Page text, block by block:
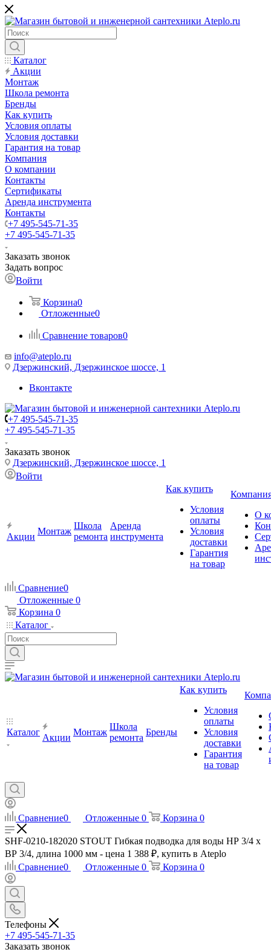
Каталог
Акции
Монтаж
Школа ремонта
Бренды
Как купить
Условия оплаты
Условия доставки
Гарантия на товар
Компания
О компании
Контакты
Сертификаты
Аренда инструмента
Контакты
+7 495-545-71-35
+7 495-545-71-35
Заказать звонок
Задать вопрос
Войти
Корзина0
Отложенные0
Сравнение товаров0
info@ateplo.ru
Дзержинский, Дзержинское шоссе, 1
Вконтакте
+7 495-545-71-35
+7 495-545-71-35
Заказать звонок
Дзержинский, Дзержинское шоссе, 1
Войти
Акции
Монтаж
Школа
ремонта
Аренда
инструмента
Как купить
Условия
оплаты
Условия
доставки
Гарантия
на товар
О
Сравнение0
Отложенные 0
Корзина 0
Каталог
Каталог
Акции
Монтаж
Школа
ремонта
Бренды
Как купить
Условия
оплаты
Условия
доставки
Гарантия
на товар
Сравнение0 Отложенные 0 Корзина 0
SHF-0210-182020 STOUT Гибкая подводка для воды НР 3/4 х
ВР 3/4, длина 1000 мм - цена 1 388 ₽, купить в Ateplo
Сравнение0 Отложенные 0 Корзина 0
Телефоны
+7 495-545-71-35
Заказать звонок